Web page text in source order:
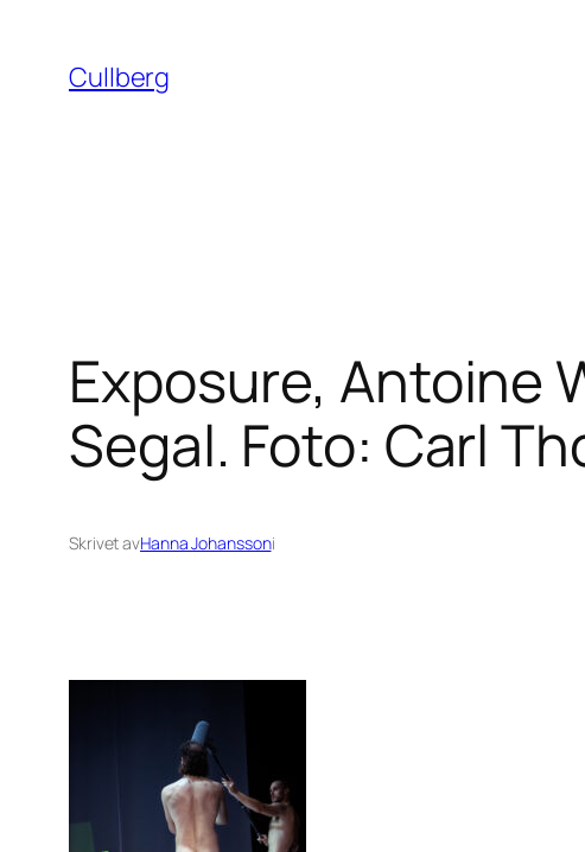
innehåll
Cullberg
Exposure, Antoine
Segal. Foto: Carl
Skrivet avHanna Johanssoni